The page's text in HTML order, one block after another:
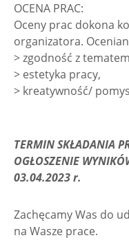
OCENA PRAC:
Oceny prac dokona
organizatora.
> zgodność z
> estetyka pracy,
> kreatywność/
TERMIN SKŁADANIA
OGŁOSZENIE
03.04.2023 r.
Zachęcamy Was do
na Wasze prace.